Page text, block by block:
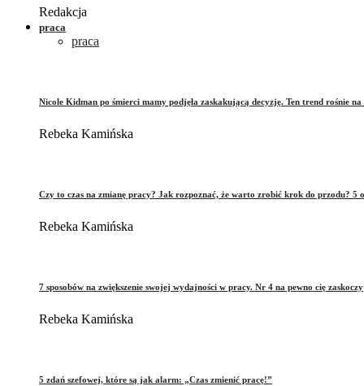
Redakcja
praca
praca
Nicole Kidman po śmierci mamy podjęła zaskakującą decyzję. Ten trend rośnie na
Rebeka Kamińska
Czy to czas na zmianę pracy? Jak rozpoznać, że warto zrobić krok do przodu? 5
Rebeka Kamińska
7 sposobów na zwiększenie swojej wydajności w pracy. Nr 4 na pewno cię zaskoczy
Rebeka Kamińska
5 zdań szefowej, które są jak alarm: „Czas zmienić pracę!”